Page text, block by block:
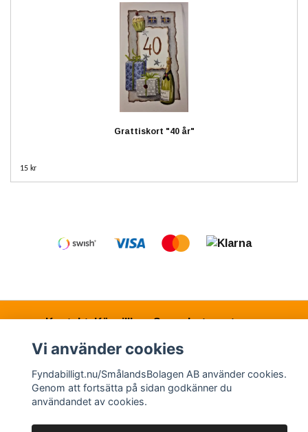
Grattiskort "40 år"
15 kr
Kontakt Köpvillkor Samarbetspartners
© Copyright 2026 Fyndabilligt.nu/SmålandsBolagen
Vi använder cookies
Fyndabilligt.nu/SmålandsBolagen AB använder cookies.
Genom att fortsätta på sidan godkänner du
användandet av cookies.